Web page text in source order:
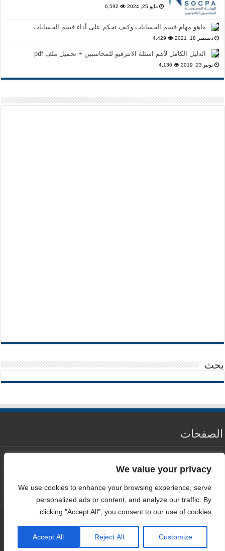
We value your privacy
We use cookies to enhance your browsing experience, serve
personalized ads or content, and analyze our traffic. By
clicking "Accept All", you consent to our use of cookies.
Customize
Reject All
Accept All
مايو 25, 2024 6,592
ماهو مهام قسم الحسابات وكيف تحكم على أداء قسم الحسابات
ديسمبر 18, 2021 4,429
الدليل الكامل لأهم اسئلة الانترفيو للمحاسبين + تحميل ملف pdf
يونيو 23, 2019 4,136
بحث
الصفحات
سياسة الخصوصية
اتصل بنا
جميع الحقوق محفوظه لموقع مدونه المحاسب العربي © Copyright 2026 |